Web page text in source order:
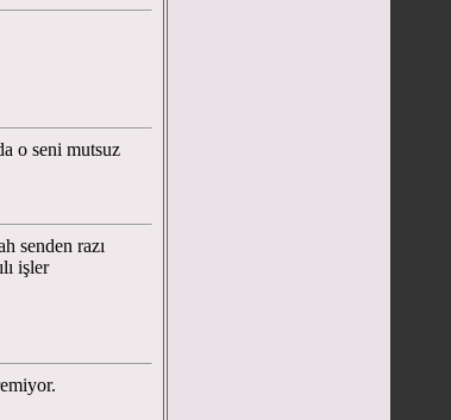
o seni mutsuz
senden razı
işler